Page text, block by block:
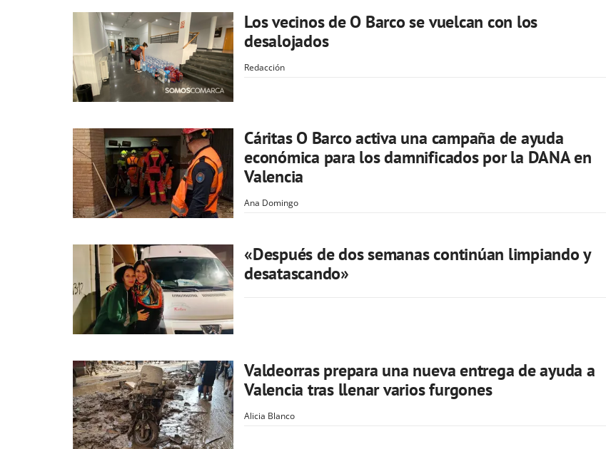
Los vecinos de O Barco se vuelcan con los
desalojados
Redacción
Cáritas O Barco activa una campaña de ayuda
económica para los damnificados por la DANA en
Valencia
Ana Domingo
«Después de dos semanas continúan limpiando y
desatascando»
Valdeorras prepara una nueva entrega de ayuda a
Valencia tras llenar varios furgones
Alicia Blanco